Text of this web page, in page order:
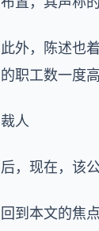
此外，陈述也
的职工数一度
裁人
后，现在，该
回到本文的焦